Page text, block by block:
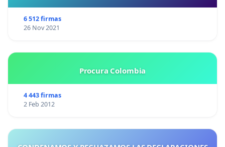
6 512 firmas
26 Nov 2021
Procura Colombia
4 443 firmas
2 Feb 2012